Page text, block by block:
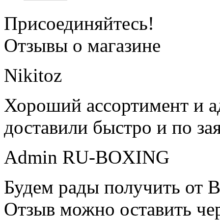
Присоединяйтесь!
Отзывы о магазине
Nikitoz
Хороший ассортимент и
доставили быстро и по
Admin RU-BOXING
Будем рады получить от
Отзыв можно оставить